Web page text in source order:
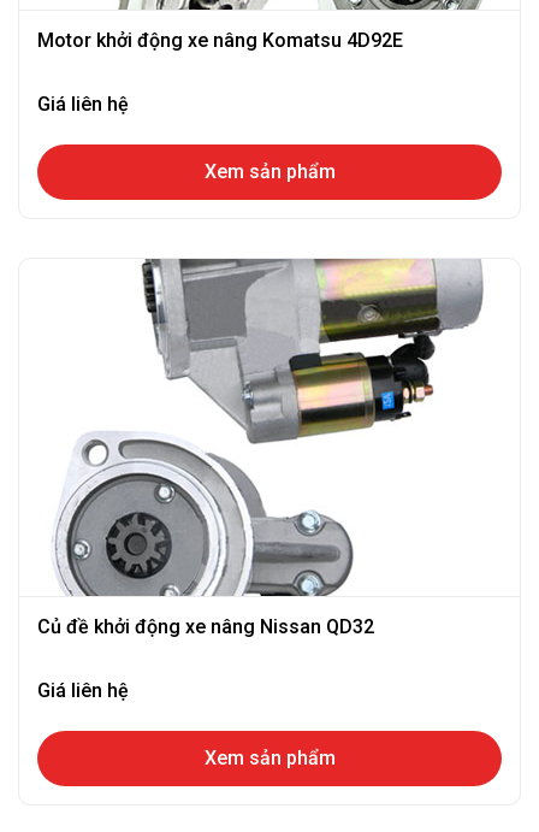
Motor khởi động xe nâng Komatsu 4D92E
Giá liên hệ
Xem sản phẩm
Củ đề khởi động xe nâng Nissan QD32
Giá liên hệ
Xem sản phẩm